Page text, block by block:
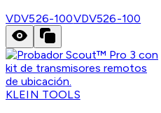
VDV526-100VDV526-100
KLEIN TOOLS